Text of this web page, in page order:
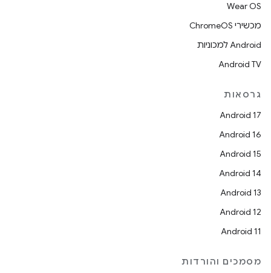
Wear OS
מכשירי ChromeOS
Android למכוניות
Android TV
גרסאות
Android 17
Android 16
Android 15
Android 14
Android 13
Android 12
Android 11
מסמכים והורדות